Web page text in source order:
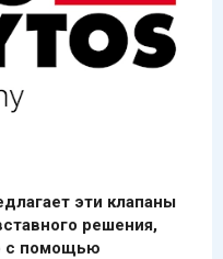
эти клапаны
решения,
с помощью